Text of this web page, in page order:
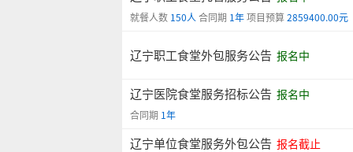
就餐人数 150人 合同期 1年项目预算2859400.00元
辽宁职工食堂外包服务公告 报名中
辽宁医院食堂服务招标公告 报名中
合同期 1年
辽宁单位食堂服务外包公告 报名截止